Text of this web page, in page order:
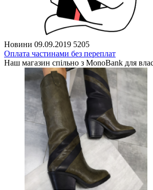
Новини 09.09.2019 5205
Оплата частинами без переплат
Наш магазин спільно з MonoBank для